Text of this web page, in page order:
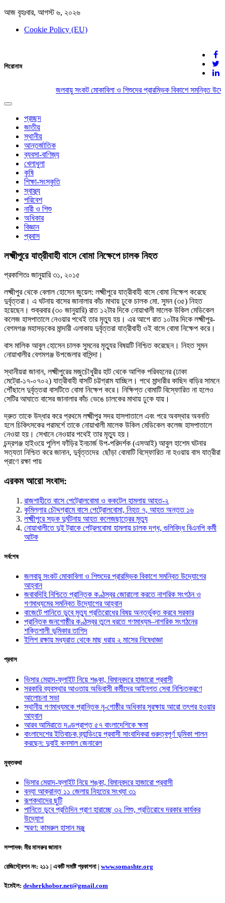
আজ বৃহঃবার, আগস্ট ৬, ২০২৬
Cookie Policy (EU)
দেশের খবর
যুক্ত থাকুন দেশের সঙ্গে
শিরোনাম
জলবায়ু সংকট মোকাবিলা ও শিশুদের প্রারম্ভিক বিকাশে সমন্বিত
Toggle
navigation
প্রচ্ছদ
জাতীয়
স্থানীয়
আন্তর্জাতিক
ব্যবসা-বাণিজ্য
খেলাধুলা
কৃষি
শিক্ষা-সংস্কৃতি
স্বাস্থ্য
পরিবেশ
নারী ও শিশু
অধিকার
বিজ্ঞান
প্রবাস
লক্ষ্মীপুরে যাত্রীবাহী বাসে বোমা নিক্ষেপে চালক নিহত
প্রকাশিতঃ জানুয়ারি ৩১, ২০১৫
লক্ষ্মীপুর থেকে বেলাল হোসেন জুয়েল: লক্ষ্মীপুরে যাত্রীবাহী বাসে বোমা নিক্ষেপ করেছে
দুর্বৃত্তরা। এ ঘটনায় বাসের জানালার কাঁচ মাথায় ঢুকে চালক মো. সুমন (৩৫) নিহত
হয়েছেন। শুক্রবার (৩০ জানুয়ারি) রাত ১২টার দিকে নোয়াখালী মালেক উকিল মেডিকেল
কলেজ হাসপাতালে নেওয়ার পথেই তার মৃত্যু হয়। এর আগে রাত ১০টার দিকে লক্ষ্মীপুর-
বেগমগঞ্জ মহাসড়কের মান্দারী এলাকায় দুর্বৃত্তরা যাত্রীবাহী ওই বাসে বোমা নিক্ষেপ করে।
বাস মালিক আবুল হোসেন চালক সুমনের মৃত্যুর বিষয়টি নিশ্চিত করেছেন। নিহত সুমন
নোয়াখালীর বেগমগঞ্জ উপজেলার বাসিন্দা।
স্থানীয়রা জানান, লক্ষ্মীপুরের মজুচৌধুরীর হাট থেকে আশিক পরিবহনের (ঢাকা
মেট্রো-১৭-০৭০২) যাত্রীবাহী বাসটি চট্টগ্রাম যাচ্ছিল। পথে মান্দারীর কাছিদ বাড়ির সামনে
পৌঁছালে দুর্বৃত্তরা বাসটিতে বোমা নিক্ষেপ করে। নিক্ষিপ্ত বোমাটি বিস্ফোরিত না হলেও
সেটির আঘাতে বাসের জানালার কাঁচ ভেঙে চালকের মাথায় ঢুকে যায়।
দ্রুত তাকে উদ্ধার করে প্রথমে লক্ষ্মীপুর সদর হাসপাতালে এবং পরে অবস্থার অবনতি
হলে চিকিৎসকের পরামর্শে তাকে নোয়াখালী মালেক উকিল মেডিকেল কলেজ হাসপাতালে
নেওয়া হয়। সেখানে নেওয়ার পথেই তার মৃত্যু হয়।
চন্দ্রগঞ্জ হাইওয়ে পুলিশ ফাঁড়ির ইনচার্জ উপ-পরিদর্শক (এসআই) আবুল হাশেম ঘটনার
সত্যতা নিশ্চিত করে জানান, দুর্বৃত্তদের ছোঁড়া বোমাটি বিস্ফোরিত না হওয়ায় বাস যাত্রীরা
প্রাণে রক্ষা পায়
এরকম আরো সংবাদ:
রাজশাহীতে বাসে পেট্রোলবোমা ও ককটেল হামলায় আহত-২
কুমিল্লার চৌদ্দগ্রামে বাসে পেট্রোলবোমা, নিহত ৭, আহত অন্তত ১৬
লক্ষ্মীপুরে সড়ক দুর্ঘটনায় আহত কলেজছাত্রের মৃত্যু
নোয়াখালীতে দুই ট্রাকে পেট্রলবোমা হামলায় চালক দগ্ধ, গুলিবিদ্ধ বিএনপি কর্মী
আটক
সর্বশেষ
জলবায়ু সংকট মোকাবিলা ও শিশুদের প্রারম্ভিক বিকাশে সমন্বিত উদ্যোগের
আহ্বান
জবাবদিহি নিশ্চিতে প্রান্তিক কণ্ঠস্বর জোরালো করতে নাগরিক সংগঠন ও
গণমাধ্যমের সমন্বিত উদ্যোগের আহ্বান
বাজেটে পানিতে ডুবে মৃত্যু প্রতিরোধের বিষয় অন্তর্ভুক্ত করবে সরকার
প্রান্তিক জনগোষ্ঠীর কণ্ঠস্বর তুলে ধরতে গণমাধ্যম–নাগরিক সংগঠনের
শক্তিশালী ভূমিকার তাগিদ
ইলিশ রক্ষায় মধ্যরাত থেকে মাছ ধরায় ২ মাসের নিষেধাজ্ঞা
প্রবাস
ভিসার মেয়াদ-ফ্লাইট নিয়ে শঙ্কা, বিমানবন্দরে হাজারো প্রবাসী
সরকারি ব্যবস্থার আওতায় অভিবাসী কর্মীদের আইনগত সেবা নিশ্চিতকরণে
আলোচনা সভা
স্থানীয় গণমাধ্যমকে প্রান্তিক নৃ-গোষ্ঠীর অধিকার সুরক্ষায় আরো তৎপর হওয়ার
আহ্বান
আরব আমিরাতে দণ্ডপ্রাপ্ত ৫৭ বাংলাদেশিকে ক্ষমা
বাংলাদেশের ইতিবাচক ব্র্যান্ডিংয়ে প্রবাসী সাংবাদিকরা গুরুত্বপূর্ণ ভূমিকা পালন
করছেন: দুবাই কনসাল জেনারেল
মুক্তকথা
ভিসার মেয়াদ-ফ্লাইট নিয়ে শঙ্কা, বিমানবন্দরে হাজারো প্রবাসী
বন্যা আক্রান্ত ১১ জেলায় নিহতের সংখ্যা ৩১
রূপকথাদের ছুটি
পানিতে ডুবে প্রতিদিন প্রাণ হারাচ্ছে ৩২ শিশু, প্রতিরোধে দরকার কার্যকর
উদ্যোগ
স্মরণ: কামরুল হাসান মঞ্জু
সম্পাদক: মীর মাসরুর জামান
রেজিস্ট্রেশন নং: ২১১ | একটি সমষ্টি প্রকাশনা | www.somashte.org
ইমেইল: desherkhobor.net@gmail.com